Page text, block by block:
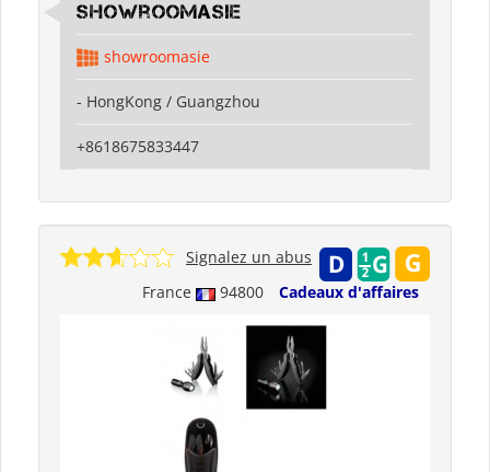
showroomasie
showroomasie
- HongKong / Guangzhou
+8618675833447
France 94800 Cadeaux d'affaires
Signalez un abus